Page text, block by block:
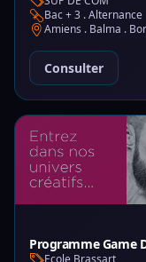
Bac + 3 . Alternance
Amiens . Balma .
Consulter
Programme Game
Ecole Brassart